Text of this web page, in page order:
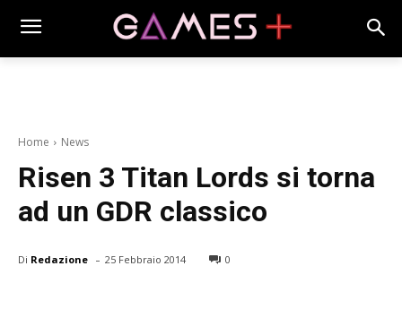
Home News
Risen 3 Titan Lords si torna
ad un GDR classico
Di Redazione - 25 Febbraio 2014 0